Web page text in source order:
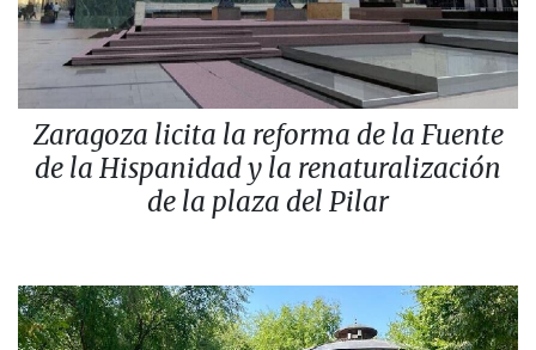
Zaragoza licita la reforma de la Fuente
de la Hispanidad y la renaturalización
de la plaza del Pilar